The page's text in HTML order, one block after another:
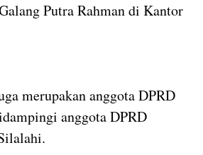
Putra Rahman di Kantor
merupakan anggota DPRD
anggota DPRD